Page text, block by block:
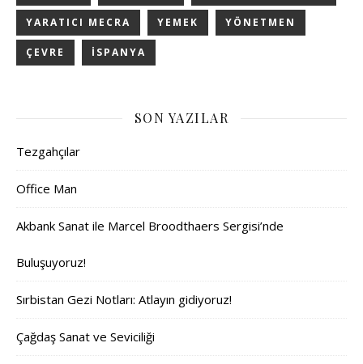
YARATICI MECRA YEMEK YÖNETMEN
ÇEVRE İSPANYA
SON YAZILAR
Tezgahçılar
Office Man
Akbank Sanat ile Marcel Broodthaers Sergisi’nde
Buluşuyoruz!
Sırbistan Gezi Notları: Atlayın gidiyoruz!
Çağdaş Sanat ve Seviciliği